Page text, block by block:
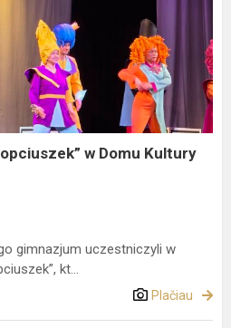
w Domu Kultury
gimnazjum uczestniczyli w
kt...
Plačiau